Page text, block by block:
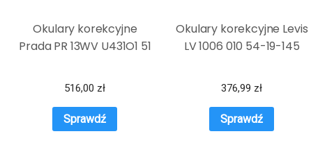
Okulary korekcyjne
Prada PR 13WV U431O1 51
516,00 zł
Sprawdź
Okulary korekcyjne Levis
LV 1006 010 54-19-145
376,99 zł
Sprawdź